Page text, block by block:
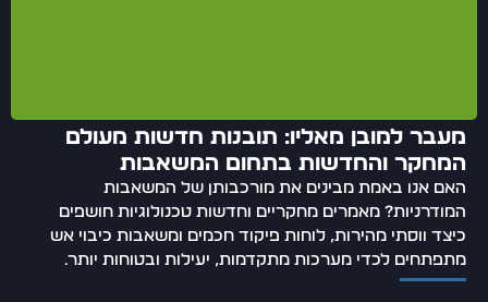
מעבר למובן מאליו: תובנות חדשות מעולם
המחקר והחדשות בתחום המשאבות
האם אנו באמת מבינים את מורכבותן של המשאבות
המודרניות? מאמרים מחקריים וחדשות טכנולוגיות חושפים
כיצד ווסתי מהירות, לוחות פיקוד חכמים ומשאבות כיבוי אש
מתפתחים לכדי מערכות מתקדמות, יעילות ובטוחות יותר.